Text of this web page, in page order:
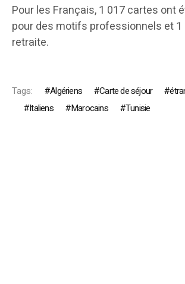
Pour les Français, 1 017 cartes ont
pour des motifs professionnels et 1
retraite.
Tags: Algériens Carte de séjour
Italiens
Marocains Tunisie